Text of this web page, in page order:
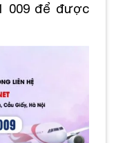
009 để được